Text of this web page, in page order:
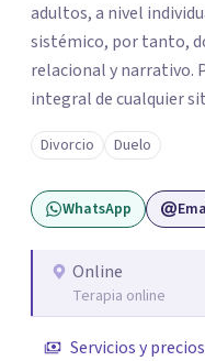
adultos, a nivel
sistémico, por tanto,
relacional y narrativo.
integral de cualquier
consultantes y así
procesos de
la movilización de
bienestar.
Divorcio Duelo
WhatsApp
Online
Terapia online
Servicios y precios